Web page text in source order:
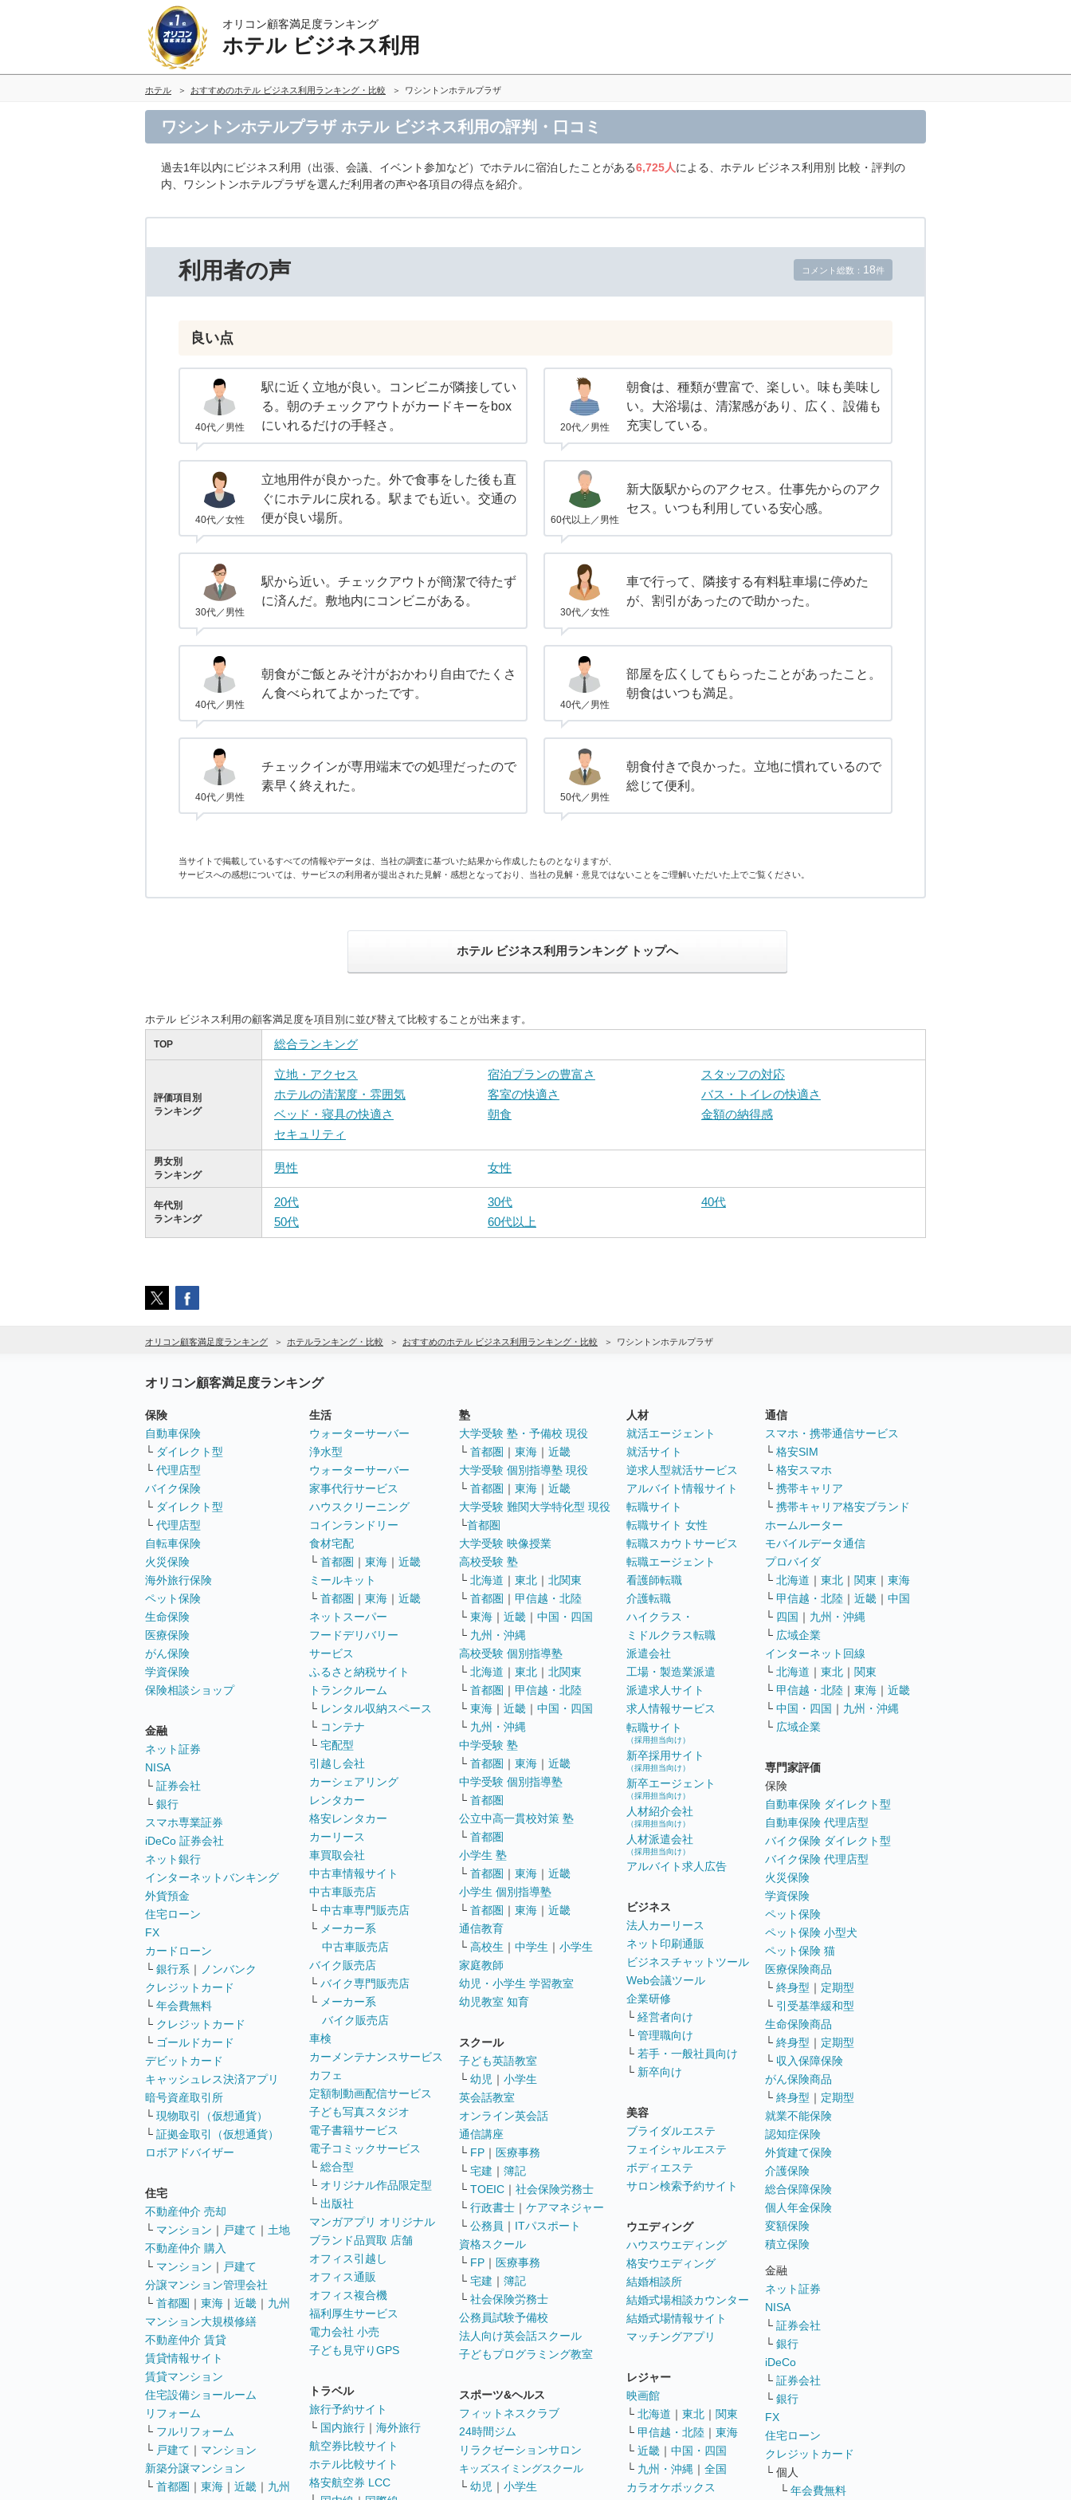
オリコン顧客満足度ランキング
ホテル ビジネス利用
ホテル おすすめのホテル ビジネス利用ランキング・比較 ワシントンホテルプラザ
ワシントンホテルプラザ ホテル ビジネス利用の評判・口コミ
過去1年以内にビジネス利用（出張、会議、イベント参加など）でホテルに宿泊したことがある6,725人による、ホテル ビジネス利用別 比較・評判の
内、ワシントンホテルプラザを選んだ利用者の声や各項目の得点を紹介。
利用者の声 コメント総数： 18件
良い点
40代／男性
駅に近く立地が良い。コンビニが隣接してい
る。朝のチェックアウトがカードキーをbox
にいれるだけの手軽さ。
20代／男性
朝食は、種類が豊富で、楽しい。味も美味し
い。大浴場は、清潔感があり、広く、設備も
充実している。
40代／女性
立地用件が良かった。外で食事をした後も直
ぐにホテルに戻れる。駅までも近い。交通の
便が良い場所。
60代以上／男性
新大阪駅からのアクセス。仕事先からのアク
セス。いつも利用している安心感。
30代／男性
駅から近い。チェックアウトが簡潔で待たず
に済んだ。敷地内にコンビニがある。
30代／女性
車で行って、隣接する有料駐車場に停めた
が、割引があったので助かった。
40代／男性
朝食がご飯とみそ汁がおかわり自由でたくさ
ん食べられてよかったです。
40代／男性
部屋を広くしてもらったことがあったこと。
朝食はいつも満足。
40代／男性
チェックインが専用端末での処理だったので
素早く終えれた。
50代／男性
朝食付きで良かった。立地に慣れているので
総じて便利。
当サイトで掲載しているすべての情報やデータは、当社の調査に基づいた結果から作成したものとなりますが、
サービスへの感想については、サービスの利用者が提出された見解・感想となっており、当社の見解・意見ではないことをご理解いただいた上でご覧ください。
ホテル ビジネス利用ランキング トップへ
ホテル ビジネス利用の顧客満足度を項目別に並び替えて比較することが出来ます。
TOP 総合ランキング
評価項目別
ランキング
立地・アクセス 宿泊プランの豊富さ
スタッフの対応
ホテルの清潔度・雰囲気
客室の快適さ
バス・トイレの快適さ
ベッド・寝具の快適さ
朝食
金額の納得感
セキュリティ
男女別
ランキング
男性 女性
年代別
ランキング
20代 30代
40代
50代
60代以上
オリコン顧客満足度ランキング ホテルランキング・比較 おすすめのホテル ビジネス利用ランキング・比較 ワシントンホテルプラザ
オリコン顧客満足度ランキング
保険
自動車保険
└ ダイレクト型
└ 代理店型
バイク保険
└ ダイレクト型
└ 代理店型
自転車保険
火災保険
海外旅行保険
ペット保険
生命保険
医療保険
がん保険
学資保険
保険相談ショップ
金融
ネット証券
NISA
└ 証券会社
└ 銀行
スマホ専業証券
iDeCo 証券会社
ネット銀行
インターネットバンキング
外貨預金
住宅ローン
FX
カードローン
└ 銀行系 ｜
ノンバンク
クレジットカード
└ 年会費無料
└ クレジットカード
└ ゴールドカード
デビットカード
キャッシュレス決済アプリ
暗号資産取引所
└ 現物取引（仮想通貨）
└ 証拠金取引（仮想通貨）
ロボアドバイザー
住宅
不動産仲介 売却
└ マンション ｜ 戸建て ｜ 土地
不動産仲介 購入
└ マンション ｜ 戸建て
分譲マンション管理会社
└ 首都圏 ｜ 東海 ｜ 近畿 ｜ 九州
マンション大規模修繕
不動産仲介 賃貸
賃貸情報サイト
賃貸マンション
住宅設備ショールーム
リフォーム
└ フルリフォーム
└ 戸建て ｜ マンション
新築分譲マンション
└ 首都圏 ｜ 東海 ｜ 近畿 ｜ 九州
生活
ウォーターサーバー
浄水型
ウォーターサーバー
家事代行サービス
ハウスクリーニング
コインランドリー
食材宅配
└ 首都圏 ｜ 東海 ｜ 近畿
ミールキット
└ 首都圏 ｜ 東海 ｜ 近畿
ネットスーパー
フードデリバリー
サービス
ふるさと納税サイト
トランクルーム
└ レンタル収納スペース
└ コンテナ
└ 宅配型
引越し会社
カーシェアリング
レンタカー
格安レンタカー
カーリース
車買取会社
中古車情報サイト
中古車販売店
└ 中古車専門販売店
└ メーカー系
中古車販売店
バイク販売店
└ バイク専門販売店
└ メーカー系
バイク販売店
車検
カーメンテナンスサービス
カフェ
定額制動画配信サービス
子ども写真スタジオ
電子書籍サービス
電子コミックサービス
└ 総合型
└ オリジナル作品限定型
└ 出版社
マンガアプリ オリジナル
ブランド品買取 店舗
オフィス引越し
オフィス通販
オフィス複合機
福利厚生サービス
電力会社 小売
子ども見守りGPS
トラベル
旅行予約サイト
└ 国内旅行 ｜ 海外旅行
航空券比較サイト
ホテル比較サイト
格安航空券 LCC
塾
大学受験 塾・予備校 現役
└ 首都圏 ｜ 東海 ｜ 近畿
大学受験 個別指導塾 現役
└ 首都圏 ｜ 東海 ｜ 近畿
大学受験 難関大学特化型 現役
└首都圏
大学受験 映像授業
高校受験 塾
└ 北海道 ｜ 東北 ｜ 北関東
└ 首都圏 ｜ 甲信越・北陸
└ 東海 ｜ 近畿 ｜ 中国・四国
└ 九州・沖縄
高校受験 個別指導塾
└ 北海道 ｜ 東北 ｜ 北関東
└ 首都圏 ｜ 甲信越・北陸
└ 東海 ｜ 近畿 ｜ 中国・四国
└ 九州・沖縄
中学受験 塾
└ 首都圏 ｜ 東海 ｜ 近畿
中学受験 個別指導塾
└ 首都圏
公立中高一貫校対策 塾
└ 首都圏
小学生 塾
└ 首都圏 ｜ 東海 ｜ 近畿
小学生 個別指導塾
└ 首都圏 ｜ 東海 ｜ 近畿
通信教育
└ 高校生 ｜ 中学生 ｜ 小学生
家庭教師
幼児・小学生 学習教室
幼児教室 知育
スクール
子ども英語教室
└ 幼児 ｜ 小学生
英会話教室
オンライン英会話
通信講座
└ FP ｜ 医療事務
└ 宅建 ｜ 簿記
└ TOEIC ｜ 社会保険労務士
└ 行政書士 ｜ ケアマネジャー
└ 公務員 ｜ ITパスポート
資格スクール
└ FP ｜ 医療事務
└ 宅建 ｜ 簿記
└ 社会保険労務士
公務員試験予備校
法人向け英会話スクール
子どもプログラミング教室
スポーツ&ヘルス
フィットネスクラブ
24時間ジム
リラクゼーションサロン
キッズスイミングスクール
└ 幼児 ｜ 小学生
人材
就活エージェント
就活サイト
逆求人型就活サービス
アルバイト情報サイト
転職サイト
転職サイト 女性
転職スカウトサービス
転職エージェント
看護師転職
介護転職
ハイクラス・
ミドルクラス転職
派遣会社
工場・製造業派遣
派遣求人サイト
求人情報サービス
転職サイト
（採用担当向け）
新卒採用サイト
（採用担当向け）
新卒エージェント
（採用担当向け）
人材紹介会社
（採用担当向け）
人材派遣会社
（採用担当向け）
アルバイト求人広告
ビジネス
法人カーリース
ネット印刷通販
ビジネスチャットツール
Web会議ツール
企業研修
└ 経営者向け
└ 管理職向け
└ 若手・一般社員向け
└ 新卒向け
美容
ブライダルエステ
フェイシャルエステ
ボディエステ
サロン検索予約サイト
ウエディング
ハウスウエディング
格安ウエディング
結婚相談所
結婚式場相談カウンター
結婚式場情報サイト
マッチングアプリ
レジャー
映画館
└ 北海道 ｜ 東北 ｜ 関東
└ 甲信越・北陸 ｜ 東海
└ 近畿 ｜ 中国・四国
└ 九州・沖縄 ｜ 全国
カラオケボックス
通信
スマホ・携帯通信サービス
└ 格安SIM
└ 格安スマホ
└ 携帯キャリア
└ 携帯キャリア格安ブランド
ホームルーター
モバイルデータ通信
プロバイダ
└ 北海道 ｜ 東北 ｜ 関東 ｜ 東海
└ 甲信越・北陸 ｜ 近畿 ｜ 中国
└ 四国 ｜ 九州・沖縄
└ 広域企業
インターネット回線
└ 北海道 ｜ 東北 ｜ 関東
└ 甲信越・北陸 ｜ 東海 ｜ 近畿
└ 中国・四国 ｜ 九州・沖縄
└ 広域企業
専門家評価
保険
自動車保険 ダイレクト型
自動車保険 代理店型
バイク保険 ダイレクト型
バイク保険 代理店型
火災保険
学資保険
ペット保険
ペット保険 小型犬
ペット保険 猫
医療保険商品
└ 終身型 ｜ 定期型
└ 引受基準緩和型
生命保険商品
└ 終身型 ｜ 定期型
└ 収入保障保険
がん保険商品
└ 終身型 ｜ 定期型
就業不能保険
認知症保険
外貨建て保険
介護保険
総合保障保険
個人年金保険
変額保険
積立保険
金融
ネット証券
NISA
└ 証券会社
└ 銀行
iDeCo
└ 証券会社
└ 銀行
FX
住宅ローン
クレジットカード
└ 個人
└ 年会費無料